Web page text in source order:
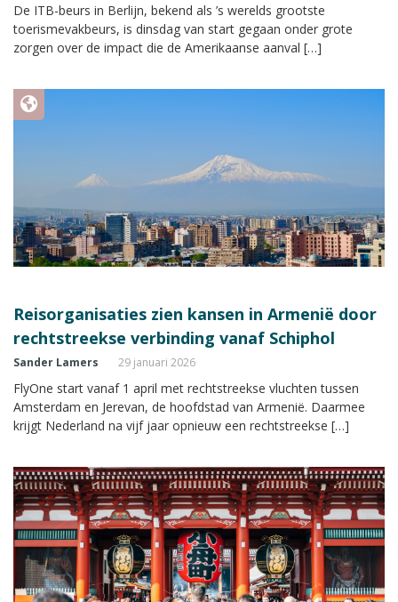
De ITB-beurs in Berlijn, bekend als ’s werelds grootste
toerismevakbeurs, is dinsdag van start gegaan onder grote
zorgen over de impact die de Amerikaanse aanval […]
Reisorganisaties zien kansen in Armenië door
rechtstreekse verbinding vanaf Schiphol
Sander Lamers 29 januari 2026
FlyOne start vanaf 1 april met rechtstreekse vluchten tussen
Amsterdam en Jerevan, de hoofdstad van Armenië. Daarmee
krijgt Nederland na vijf jaar opnieuw een rechtstreekse […]